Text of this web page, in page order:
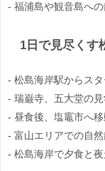
- 福浦島や観音島へ
1日で見尽くす
- 松島海岸駅からス
- 瑞巌寺、五大堂の
- 昼食後、塩竈市へ
- 富山エリアでの自
- 松島海岸で夕食と